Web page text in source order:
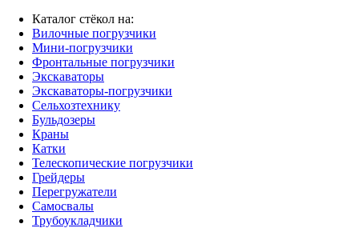
Каталог стёкол на:
Вилочные погрузчики
Мини-погрузчики
Фронтальные погрузчики
Экскаваторы
Экскаваторы-погрузчики
Сельхозтехнику
Бульдозеры
Краны
Катки
Телескопические погрузчики
Грейдеры
Перегружатели
Самосвалы
Трубоукладчики